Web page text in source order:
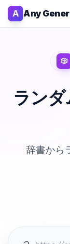
A Any
🎲
ラン
辞書から